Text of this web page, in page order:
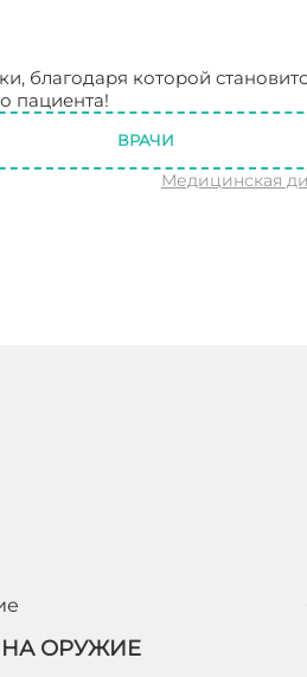
благодаря которой
пациента!
ВРАЧИ
Медицинская
ОРУЖИЕ